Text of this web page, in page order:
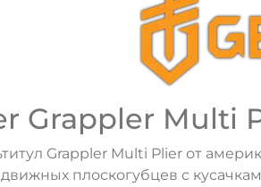
Grappler Multi
Grappler Multi Plier от
плоскогубцев с